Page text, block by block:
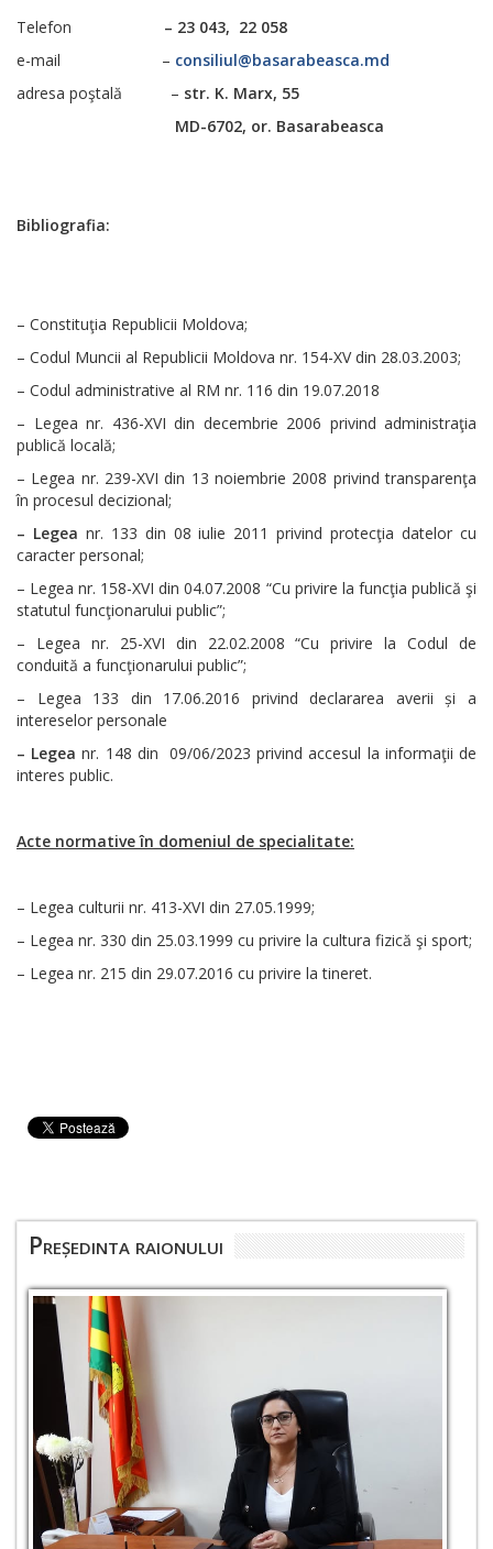
Telefon – 23 043, 22 058
e-mail – consiliul@basarabeasca.md
adresa poştală – str. K. Marx, 55
MD-6702, or. Basarabeasca
Bibliografia:
– Constituţia Republicii Moldova;
– Codul Muncii al Republicii Moldova nr. 154-XV din 28.03.2003;
– Codul administrative al RM nr. 116 din 19.07.2018
– Legea nr. 436-XVI din decembrie 2006 privind administraţia
publică locală;
– Legea nr. 239-XVI din 13 noiembrie 2008 privind transparenţa
în procesul decizional;
– Legea nr. 133 din 08 iulie 2011 privind protecţia datelor cu
caracter personal;
– Legea nr. 158-XVI din 04.07.2008 “Cu privire la funcţia publică şi
statutul funcţionarului public”;
– Legea nr. 25-XVI din 22.02.2008 “Cu privire la Codul de
conduită a funcţionarului public”;
– Legea 133 din 17.06.2016 privind declararea averii și a
intereselor personale
– Legea nr. 148 din 09/06/2023 privind accesul la informaţii de
interes public.
Acte normative în domeniul de specialitate:
– Legea culturii nr. 413-XVI din 27.05.1999;
– Legea nr. 330 din 25.03.1999 cu privire la cultura fizică şi sport;
– Legea nr. 215 din 29.07.2016 cu privire la tineret.
Președinta raionului